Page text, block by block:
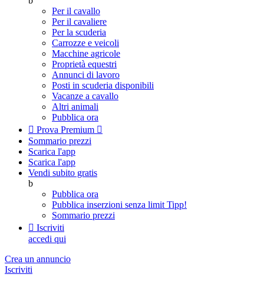
Per il cavallo
Per il cavaliere
Per la scuderia
Carrozze e veicoli
Macchine agricole
Proprietà equestri
Annunci di lavoro
Posti in scuderia disponibili
Vacanze a cavallo
Altri animali
Pubblica ora
 Prova Premium 
Sommario prezzi
Scarica l'app
Scarica l'app
Vendi subito gratis
b
Pubblica ora
Pubblica inserzioni senza limit Tipp!
Sommario prezzi
 Iscriviti
accedi qui
Crea un annuncio
Iscriviti